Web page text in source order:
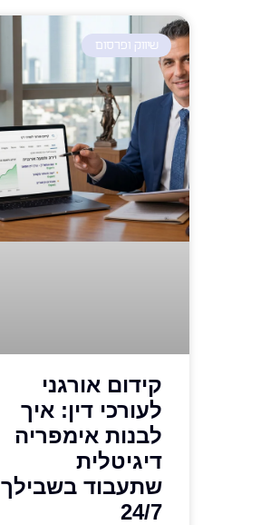
שיווק ופרסום
קידום אורגני
לעורכי דין: איך
לבנות אימפריה
דיגיטלית
שתעבוד בשבילך
24/7